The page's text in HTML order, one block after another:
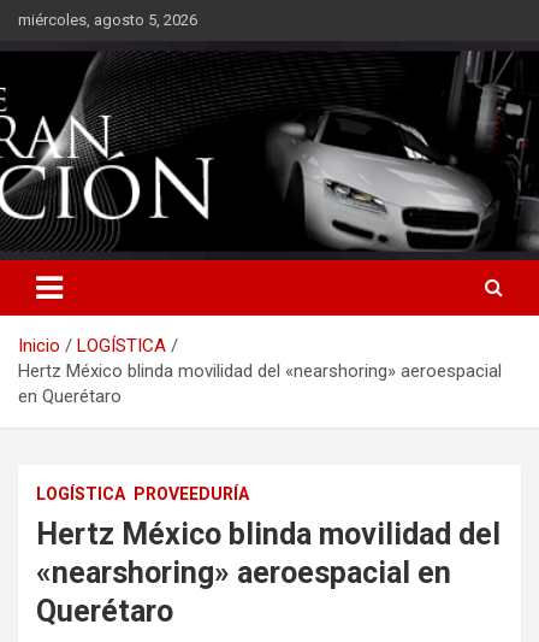
Saltarmiércoles, agosto 5, 2026
Inicio
LOGÍSTICA
Hertz México blinda movilidad del «nearshoring» aeroespacial
en Querétaro
LOGÍSTICA PROVEEDURÍA
Hertz México blinda movilidad del
«nearshoring» aeroespacial en
Querétaro